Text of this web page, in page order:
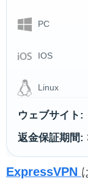
PC
IOS
Linux
ウェブサイト:
返金保証期間:
ExpressVPN